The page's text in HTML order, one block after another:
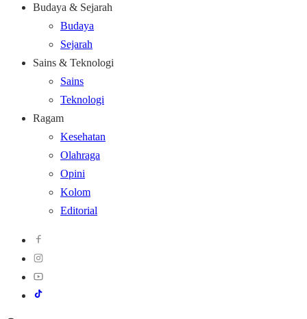
Budaya & Sejarah
Budaya
Sejarah
Sains & Teknologi
Sains
Teknologi
Ragam
Kesehatan
Olahraga
Opini
Kolom
Editorial